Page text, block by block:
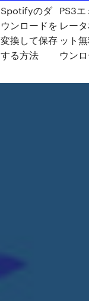
Spotifyのダ
ウンロードを
変換して保存
する方法
PS3エ
レー
ット
ウン